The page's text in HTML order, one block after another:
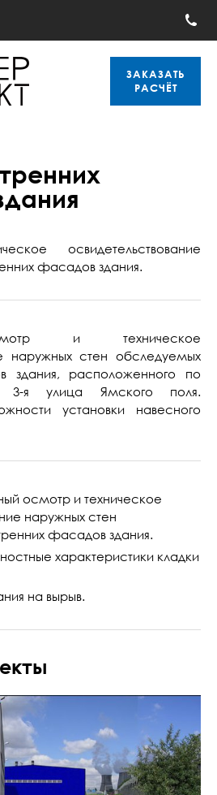
ЗАКАЗАТЬ
РАСЧЁТ
освидетельствование
фасадов здания.
и техническое
наружных стен обследуемых
здания, расположенного по
3-я улица Ямского поля.
установки навесного
осмотр и техническое
наружных стен
фасадов здания.
характеристики кладки
на вырыв.